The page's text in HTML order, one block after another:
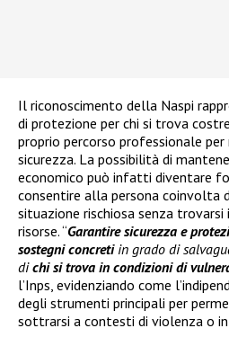
Il riconoscimento della Naspi
di protezione per chi si trova
proprio percorso professionale
sicurezza. La possibilità di
economico può infatti diventare
consentire alla persona coinvolta
situazione rischiosa senza
risorse. “Garantire sicurezza e
sostegni concretiin grado di
dichi si trova in condizioni di
l’Inps, evidenziando come
degli strumenti principali per
sottrarsi a contesti di violenza o